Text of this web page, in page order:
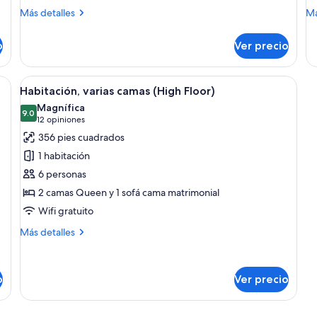
Más detalles
Más
1
habitación
Ver precio
con cama, sofá, escritorio y un ventanal grande.
Abrir
todas
las
fotos
de
Habitación,
varias
camas
(High
Floor)
Una habitación de hotel con cama,
4
Habitación, varias camas (High Floor)
9.09.0 de 10
Magnífica
12 opiniones
(12
opiniones)
356 pies cuadrados
1 habitación
6 personas
2 camas Queen y 1 sofá cama matrimonial
Wifi gratuito
Más detalles
Más
camas
Ver precio